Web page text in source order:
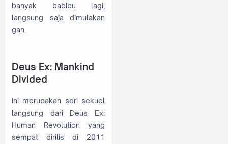
banyak babibu lagi,
langsung saja dimulakan
gan.
Deus Ex: Mankind
Divided
Ini merupakan seri sekuel
langsung dari Deus Ex:
Human Revolution yang
sempat dirilis di 2011